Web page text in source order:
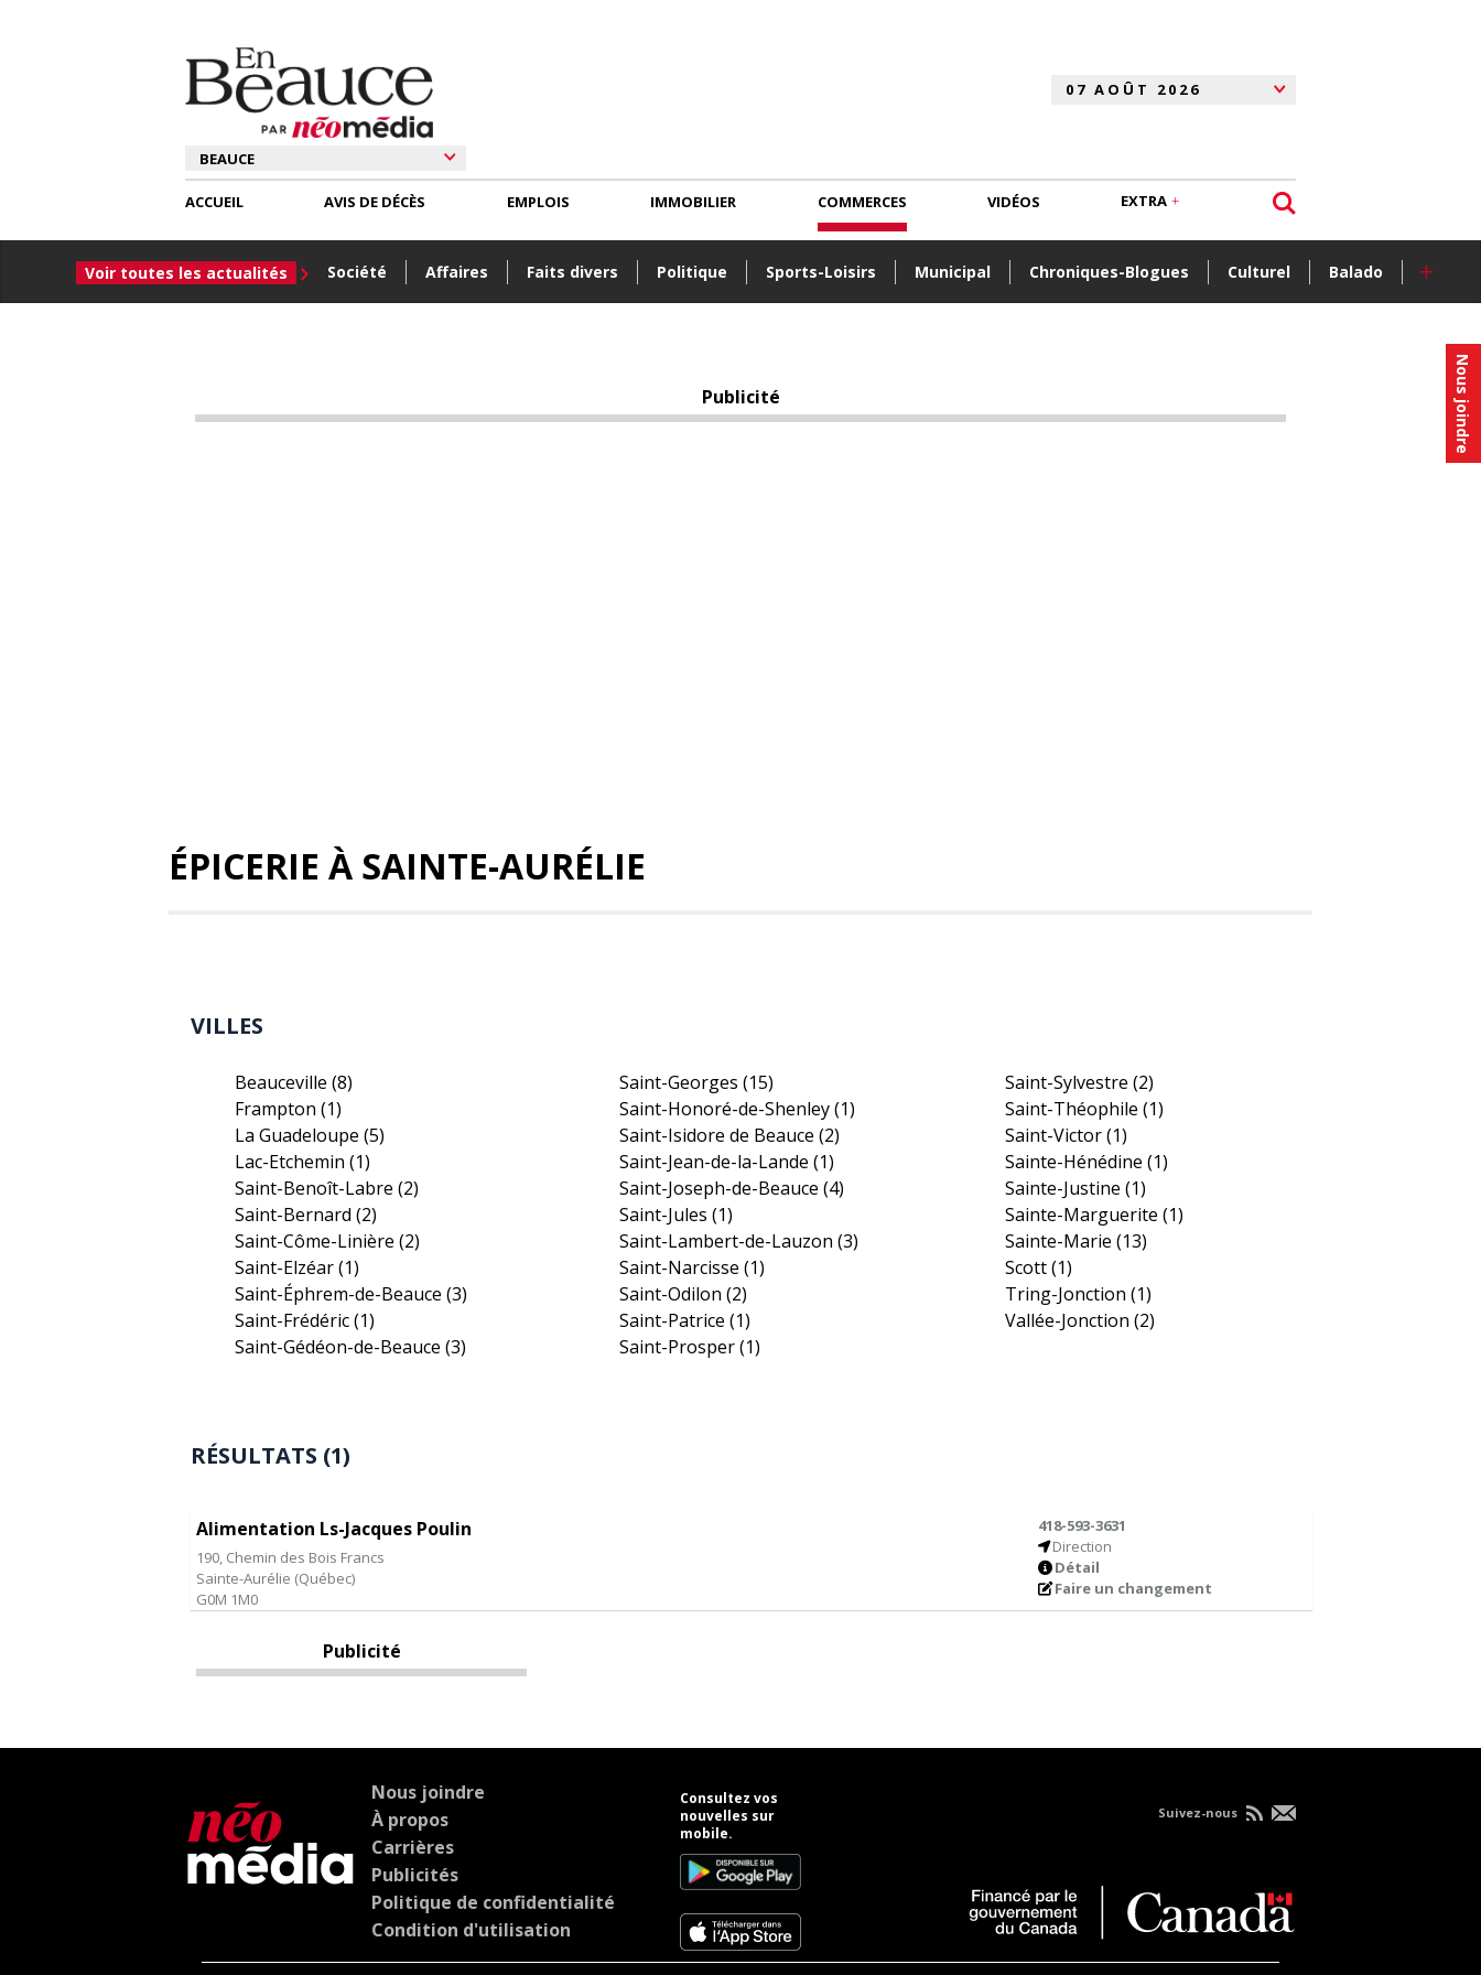
Nous joindre
ACCUEIL
Voir toutes les actualités Société Affaires Faits divers Politique Sports-Loisirs Municipal Chroniques-Blogues Culturel Balado +
AVIS DE DÉCÈS EMPLOIS IMMOBILIER COMMERCES VIDÉOS EXTRA
Publicité
ÉPICERIE À SAINTE-AURÉLIE
VILLES
Beauceville (8)
Frampton (1)
La Guadeloupe (5)
Lac-Etchemin (1)
Saint-Benoît-Labre (2)
Saint-Bernard (2)
Saint-Côme-Linière (2)
Saint-Elzéar(1)
Saint-Éphrem-de-Beauce (3)
Saint-Frédéric(1)
Saint-Gédéon-de-Beauce (3)
Saint-Georges(15)
Saint-Honoré-de-Shenley(1)
Saint-Isidore de Beauce(2)
Saint-Jean-de-la-Lande(1)
Saint-Joseph-de-Beauce(4)
Saint-Jules(1)
Saint-Lambert-de-Lauzon(3)
Saint-Narcisse(1)
Saint-Odilon(2)
Saint-Patrice(1)
Saint-Prosper(1)
Saint-Sylvestre (2)
Saint-Théophile (1)
Saint-Victor(1)
Sainte-Hénédine (1)
Sainte-Justine (1)
Sainte-Marguerite (1)
Sainte-Marie (13)
Scott(1)
Tring-Jonction (1)
Vallée-Jonction (2)
RÉSULTATS (1)
Alimentation Ls-Jacques Poulin
190, Chemin des Bois Francs
Sainte-Aurélie (Québec)
G0M 1M0
418-593-3631
Direction
Détail
Faire un changement
Publicité
Nous joindre
À propos
Carrières
Publicités
Politique de confidentialité
Condition d'utilisation
Consultez vos
nouvelles sur
mobile.
Suivez-nous